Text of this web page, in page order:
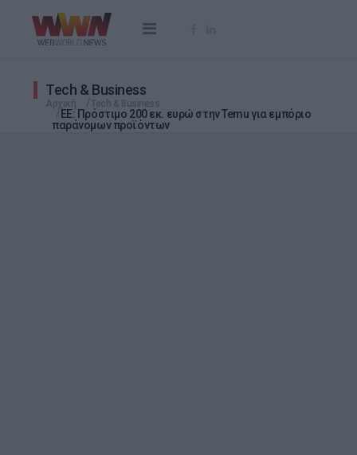
Tech & Business
ΕΕ: Πρόστιμο 200 εκ. ευρώ στην Temu για εμπόριο
παράνομων προϊόντων